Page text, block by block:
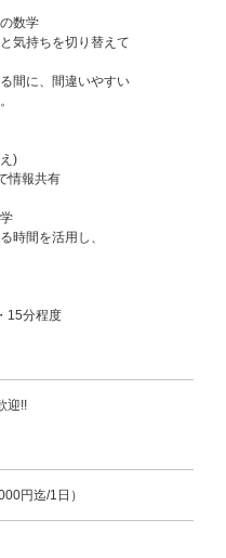
数学
気持ちを切り替えて
間に、間違いやすい
)
情報共有
時間を活用し、
15分程度
迎!!
円迄/1日）